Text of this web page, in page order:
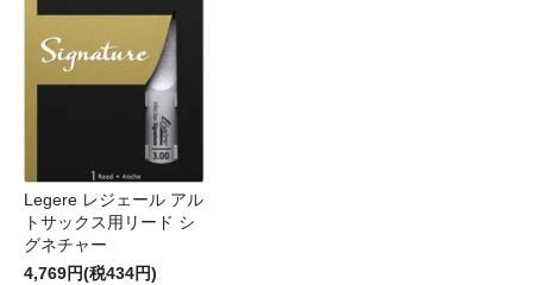
Legere レジェール アル
トサックス用リード シ
グネチャー
4,769円(税434円)